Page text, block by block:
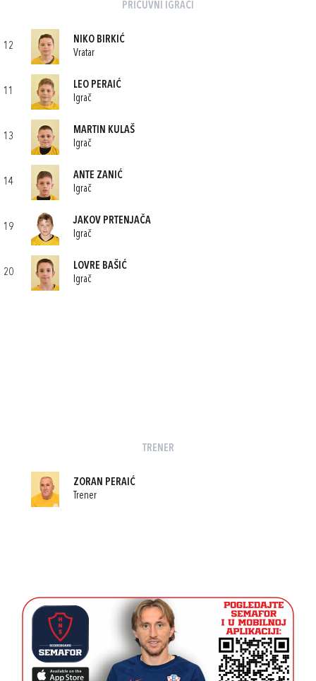
PRIČUVNI IGRAČI
12
NIKO BIRKIĆ
Vratar
11
LEO PERAIĆ
Igrač
13
MARTIN KULAŠ
Igrač
14
ANTE ZANIĆ
Igrač
19
JAKOV PRTENJAČA
Igrač
20
LOVRE BAŠIĆ
Igrač
TRENER
ZORAN PERAIĆ
Trener